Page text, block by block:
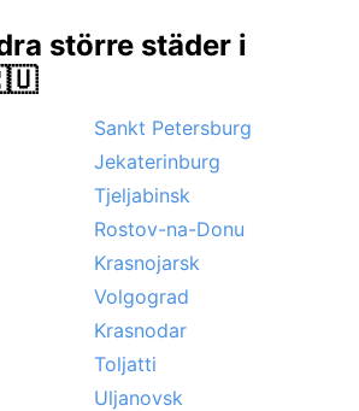
höst (september–oktober), då
och risken för extremvärme
märkbart fenomen är de kraftiga
från stäppen. Snöfall
sällan långvarigt. Inga monsuner
påverkar regionen; istället är
dagarna som dominerar – en
ofta fuktigare väderprognoser.
större städer i
Sankt Petersburg
Jekaterinburg
Tjeljabinsk
Rostov-na-Donu
Krasnojarsk
Volgograd
Krasnodar
Toljatti
Uljanovsk